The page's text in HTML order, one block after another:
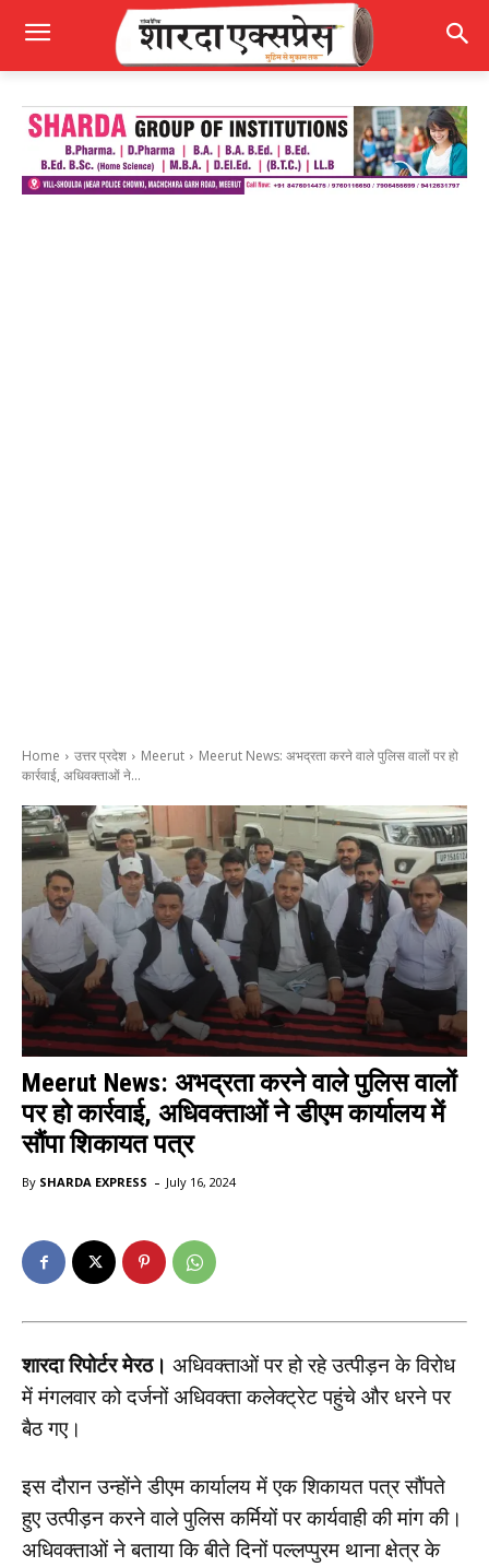
Home उत्तर प्रदेश Meerut
Meerut News: अभद्रता करने वाले पुलिस वालों पर हो
कार्रवाई, अधिवक्ताओं ने...
Meerut News: अभद्रता करने वाले पुलिस वालों
पर हो कार्रवाई, अधिवक्ताओं ने डीएम कार्यालय में
सौंपा शिकायत पत्र
By SHARDA EXPRESS - July 16, 2024
शारदा रिपोर्टर मेरठ। अधिवक्ताओं पर हो रहे उत्पीड़न के विरोध
में मंगलवार को दर्जनों अधिवक्ता कलेक्ट्रेट पहुंचे और धरने पर
बैठ गए।
इस दौरान उन्होंने डीएम कार्यालय में एक शिकायत पत्र सौंपते
हुए उत्पीड़न करने वाले पुलिस कर्मियों पर कार्यवाही की मांग की।
अधिवक्ताओं ने बताया कि बीते दिनों पल्लप्पुरम थाना क्षेत्र के